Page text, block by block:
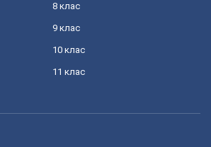
8 клас
9 клас
10 клас
11 клас